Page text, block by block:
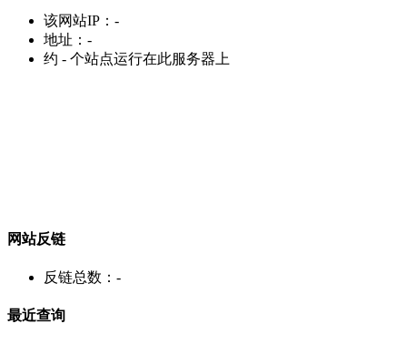
该网站IP： -
地址： -
约 - 个站点运行在此服务器上
网站反链
反链总数： -
最近查询